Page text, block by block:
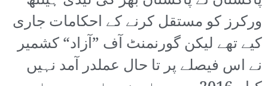
ورکرز کو مستقل کرنے کے احکامات جاری
کیے تھے لیکن گورنمنٹ آف ”آزاد“ کشمیر
نے اس فیصلے پر تا حال عملدر آمد نہیں